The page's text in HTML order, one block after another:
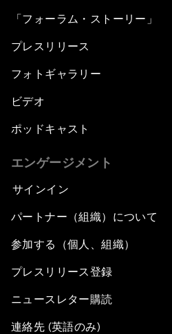
「フォーラム・ストーリー」
プレスリリース
フォトギャラリー
ビデオ
ポッドキャスト
エンゲージメント
サインイン
パートナー（組織）について
参加する（個人、組織）
プレスリリース登録
ニュースレター購読
連絡先 (英語のみ)